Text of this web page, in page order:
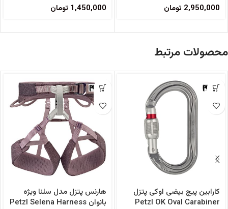
2,950,000 تومان
1,450,000 تومان
محصولات مرتبط
کارابین پیچ بیضی اوکی پتزل
Petzl OK Oval Carabiner
هارنس پتزل مدل سلنا ویژه
بانوان Petzl Selena Harness